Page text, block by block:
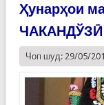
Ҳунарҳои
ЧАКАНДЎЗӢ
Чоп шуд: 29/05/